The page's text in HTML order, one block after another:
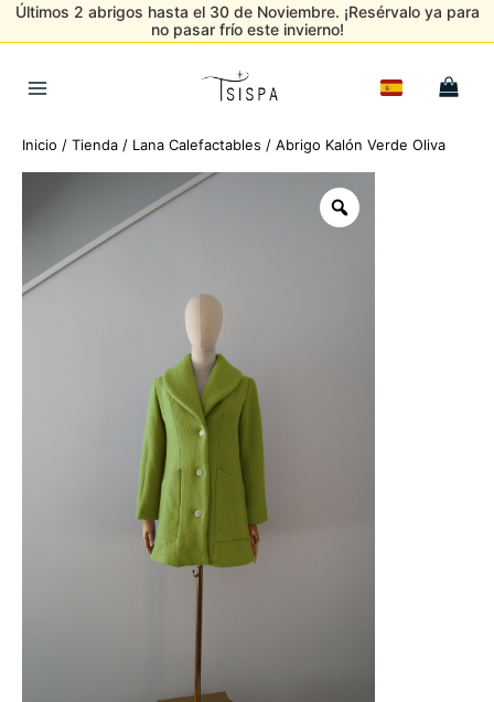
Últimos 2 abrigos hasta el 30 de Noviembre. ¡Resérvalo ya para
no pasar frío este invierno!
Menu
Inicio / Tienda / Lana Calefactables / Abrigo Kalón Verde Oliva